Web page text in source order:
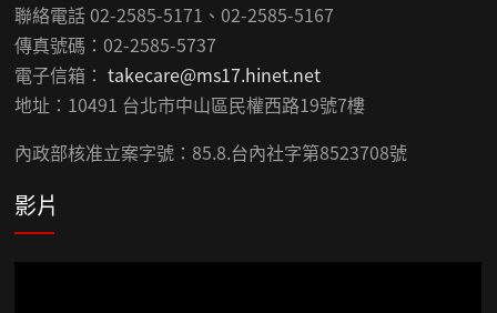
聯絡電話 02-2585-5171、02-2585-5167
傳真號碼：02-2585-5737
電子信箱：takecare@ms17.hinet.net
地址：10491 台北市中山區民權西路19號7樓
內政部核准立案字號：85.8.台內社字第8523708號
影片